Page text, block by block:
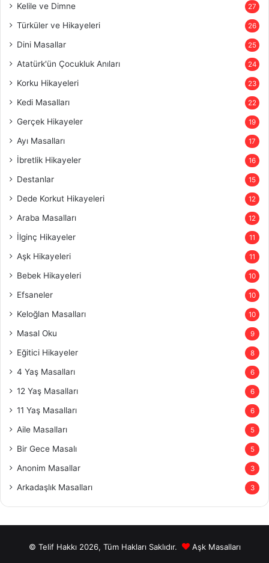
Kelile ve Dimne 27
Türküler ve Hikayeleri 26
Dini Masallar 25
Atatürk'ün Çocukluk Anıları 24
Korku Hikayeleri 23
Kedi Masalları 22
Gerçek Hikayeler 19
Ayı Masalları 17
İbretlik Hikayeler 16
Destanlar 15
Dede Korkut Hikayeleri 12
Araba Masalları 12
İlginç Hikayeler 11
Aşk Hikayeleri 11
Bebek Hikayeleri 10
Efsaneler 10
Keloğlan Masalları 10
Masal Oku 9
Eğitici Hikayeler 8
4 Yaş Masalları 6
12 Yaş Masalları 6
11 Yaş Masalları 6
Aile Masalları 5
Bir Gece Masalı 5
Anonim Masallar 3
Arkadaşlık Masalları 3
© Telif Hakkı 2026, Tüm Hakları Saklıdır.
Aşk Masalları